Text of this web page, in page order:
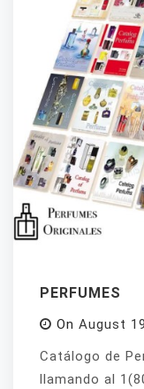
PERFUMES
On August
Catálogo de
llamando al